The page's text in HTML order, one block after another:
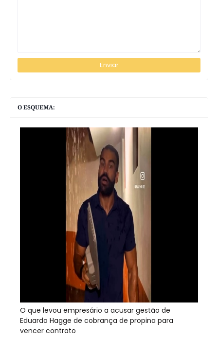
O ESQUEMA:
O que levou empresário a acusar gestão de
Eduardo Hagge de cobrança de propina para
vencer contrato